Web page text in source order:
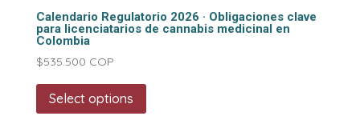
Calendario Regulatorio 2026 · Obligaciones clave
para licenciatarios de cannabis medicinal en
Colombia
$535.500 COP
Select options